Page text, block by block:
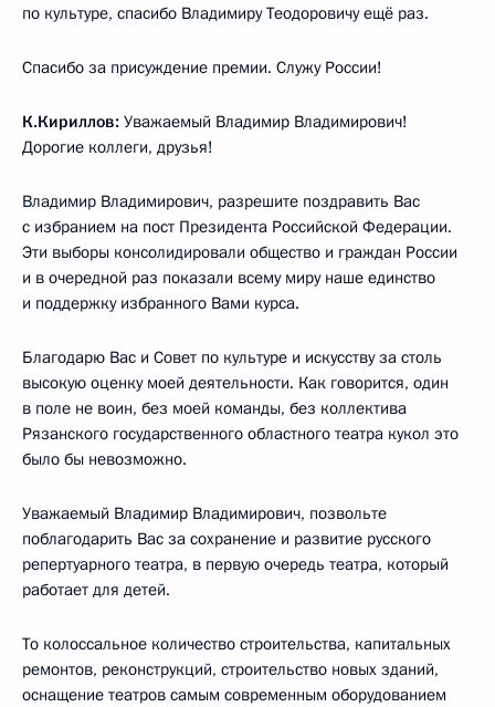
по культуре, спасибо Владимиру Теодоровичу ещё раз.
Спасибо за присуждение премии. Служу России!
К.Кириллов: Уважаемый Владимир Владимирович!
Дорогие коллеги, друзья!
Владимир Владимирович, разрешите поздравить Вас
с избранием на пост Президента Российской Федерации.
Эти выборы консолидировали общество и граждан России
и в очередной раз показали всему миру наше единство
и поддержку избранного Вами курса.
Благодарю Вас и Совет по культуре и искусству за столь
высокую оценку моей деятельности. Как говорится, один
в поле не воин, без моей команды, без коллектива
Рязанского государственного областного театра кукол это
было бы невозможно.
Уважаемый Владимир Владимирович, позвольте
поблагодарить Вас за сохранение и развитие русского
репертуарного театра, в первую очередь театра, который
работает для детей.
То колоссальное количество строительства, капитальных
ремонтов, реконструкций, строительство новых зданий,
оснащение театров самым современным оборудованием